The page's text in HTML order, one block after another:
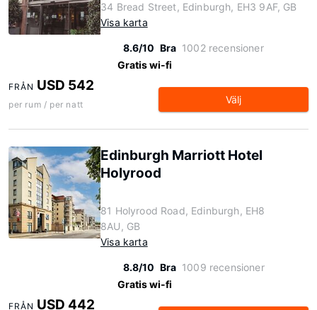
34 Bread Street, Edinburgh, EH3 9AF, GB
Visa karta
8.6/10 Bra 1002 recensioner
Gratis wi-fi
FRÅN USD 542
per rum / per natt Välj
Edinburgh Marriott Hotel
Holyrood
81 Holyrood Road, Edinburgh, EH8
8AU, GB
Visa karta
8.8/10 Bra 1009 recensioner
Gratis wi-fi
FRÅN USD 442